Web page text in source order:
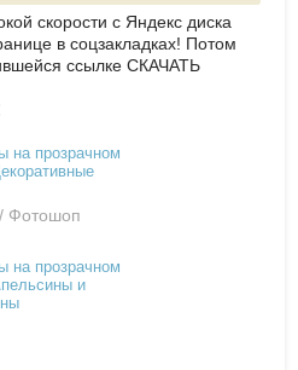
скорости с Яндекс диска
в соцзакладках! Потом
ссылке СКАЧАТЬ
на прозрачном
Фотошоп
на прозрачном
и